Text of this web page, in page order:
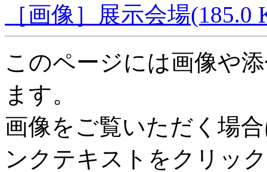
［画像］展示会場(185.0
このページには画像や
ます。
画像をご覧いただく場
ンクテキストをクリッ